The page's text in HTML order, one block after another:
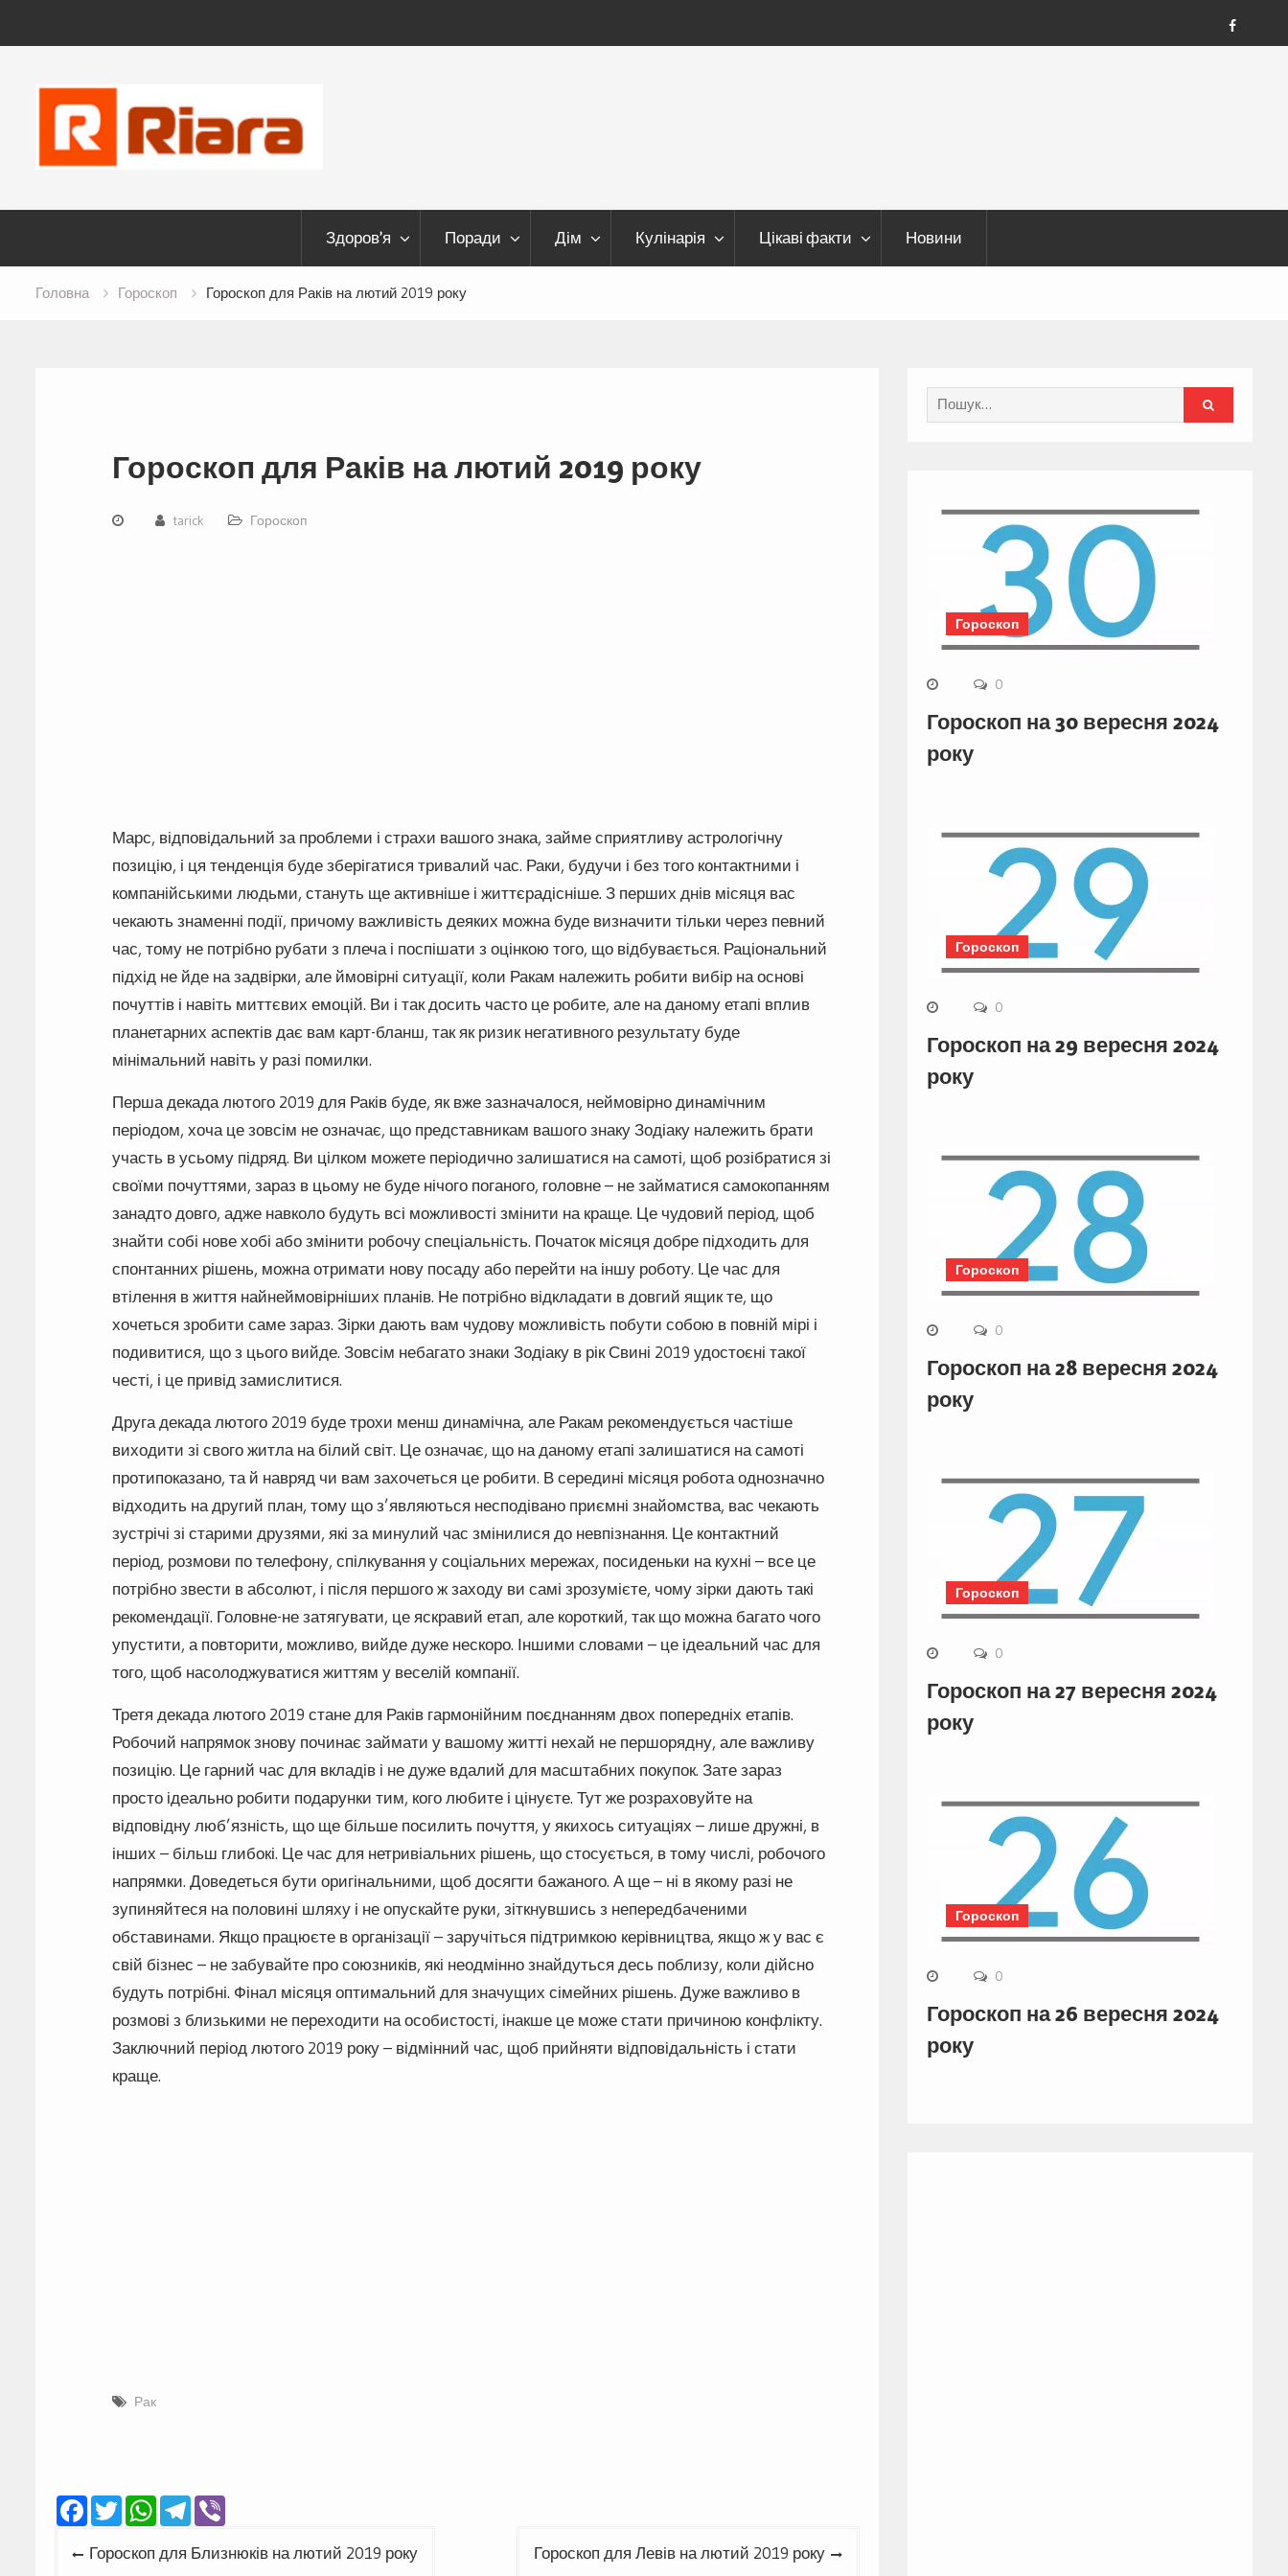
FB
content
Здоров’я Поради Дім Кулінарія Цікаві факти Новини
Головна Гороскоп Гороскоп для Раків на лютий 2019 року
Гороскоп для Раків на лютий 2019 року
tarick Гороскоп
Марс, відповідальний за проблеми і страхи вашого знака, займе сприятливу астрологічну
позицію, і ця тенденція буде зберігатися тривалий час. Раки, будучи і без того контактними і
компанійськими людьми, стануть ще активніше і життєрадісніше. З перших днів місяця вас
чекають знаменні події, причому важливість деяких можна буде визначити тільки через певний
час, тому не потрібно рубати з плеча і поспішати з оцінкою того, що відбувається. Раціональний
підхід не йде на задвірки, але ймовірні ситуації, коли Ракам належить робити вибір на основі
почуттів і навіть миттєвих емоцій. Ви і так досить часто це робите, але на даному етапі вплив
планетарних аспектів дає вам карт-бланш, так як ризик негативного результату буде
мінімальний навіть у разі помилки.
Перша декада лютого 2019 для Раків буде, як вже зазначалося, неймовірно динамічним
періодом, хоча це зовсім не означає, що представникам вашого знаку Зодіаку належить брати
участь в усьому підряд. Ви цілком можете періодично залишатися на самоті, щоб розібратися зі
своїми почуттями, зараз в цьому не буде нічого поганого, головне – не займатися самокопанням
занадто довго, адже навколо будуть всі можливості змінити на краще. Це чудовий період, щоб
знайти собі нове хобі або змінити робочу спеціальність. Початок місяця добре підходить для
спонтанних рішень, можна отримати нову посаду або перейти на іншу роботу. Це час для
втілення в життя найнеймовірніших планів. Не потрібно відкладати в довгий ящик те, що
хочеться зробити саме зараз. Зірки дають вам чудову можливість побути собою в повній мірі і
подивитися, що з цього вийде. Зовсім небагато знаки Зодіаку в рік Свині 2019 удостоєні такої
честі, і це привід замислитися.
Друга декада лютого 2019 буде трохи менш динамічна, але Ракам рекомендується частіше
виходити зі свого житла на білий світ. Це означає, що на даному етапі залишатися на самоті
протипоказано, та й навряд чи вам захочеться це робити. В середині місяця робота однозначно
відходить на другий план, тому що з’являються несподівано приємні знайомства, вас чекають
зустрічі зі старими друзями, які за минулий час змінилися до невпізнання. Це контактний
період, розмови по телефону, спілкування у соціальних мережах, посиденьки на кухні – все це
потрібно звести в абсолют, і після першого ж заходу ви самі зрозумієте, чому зірки дають такі
рекомендації. Головне-не затягувати, це яскравий етап, але короткий, так що можна багато чого
упустити, а повторити, можливо, вийде дуже нескоро. Іншими словами – це ідеальний час для
того, щоб насолоджуватися життям у веселій компанії.
Третя декада лютого 2019 стане для Раків гармонійним поєднанням двох попередніх етапів.
Робочий напрямок знову починає займати у вашому житті нехай не першорядну, але важливу
позицію. Це гарний час для вкладів і не дуже вдалий для масштабних покупок. Зате зараз
просто ідеально робити подарунки тим, кого любите і цінуєте. Тут же розраховуйте на
відповідну люб’язність, що ще більше посилить почуття, у якихось ситуаціях – лише дружні, в
інших – більш глибокі. Це час для нетривіальних рішень, що стосується, в тому числі, робочого
напрямки. Доведеться бути оригінальними, щоб досягти бажаного. А ще – ні в якому разі не
зупиняйтеся на половині шляху і не опускайте руки, зіткнувшись з непередбаченими
обставинами. Якщо працюєте в організації – заручіться підтримкою керівництва, якщо ж у вас є
свій бізнес – не забувайте про союзників, які неодмінно знайдуться десь поблизу, коли дійсно
будуть потрібні. Фінал місяця оптимальний для значущих сімейних рішень. Дуже важливо в
розмові з близькими не переходити на особистості, інакше це може стати причиною конфлікту.
Заключний період лютого 2019 року – відмінний час, щоб прийняти відповідальність і стати
краще.
Рак
Facebook
TwitterWhatsApp
Telegram
Навігація
Гороскоп для Близнюків на лютий 2019 року Гороскоп для Левів на лютий 2019 року
Search
for:
Гороскоп
0
Гороскоп на 30 вересня 2024
року
Гороскоп
0
Гороскоп на 29 вересня 2024
року
Гороскоп
0
Гороскоп на 28 вересня 2024
року
Гороскоп
0
Гороскоп на 27 вересня 2024
року
Гороскоп
0
Гороскоп на 26 вересня 2024
року